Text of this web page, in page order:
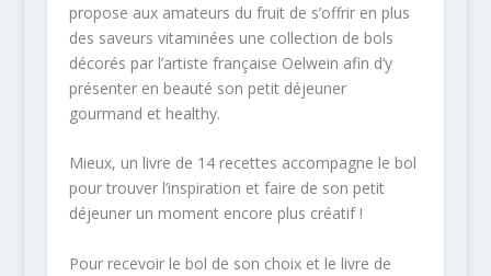
propose aux amateurs du fruit de s’offrir en plus
des saveurs vitaminées une collection de bols
décorés par l’artiste française Oelwein afin d’y
présenter en beauté son petit déjeuner
gourmand et healthy.
Mieux, un livre de 14 recettes accompagne le bol
pour trouver l’inspiration et faire de son petit
déjeuner un moment encore plus créatif !
Pour recevoir le bol de son choix et le livre de